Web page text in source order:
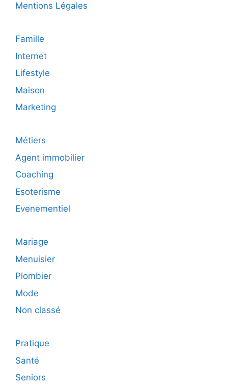
Mentions Légales
Famille
Internet
Lifestyle
Maison
Marketing
Métiers
Agent immobilier
Coaching
Esoterisme
Evenementiel
Mariage
Menuisier
Plombier
Mode
Non classé
Pratique
Santé
Seniors